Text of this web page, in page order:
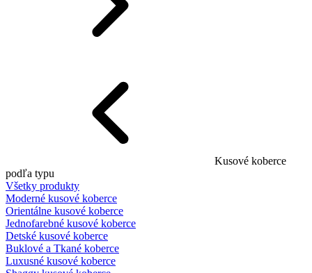
Kusové koberce
podľa typu
Všetky produkty
Moderné kusové koberce
Orientálne kusové koberce
Jednofarebné kusové koberce
Detské kusové koberce
Buklové a Tkané koberce
Luxusné kusové koberce